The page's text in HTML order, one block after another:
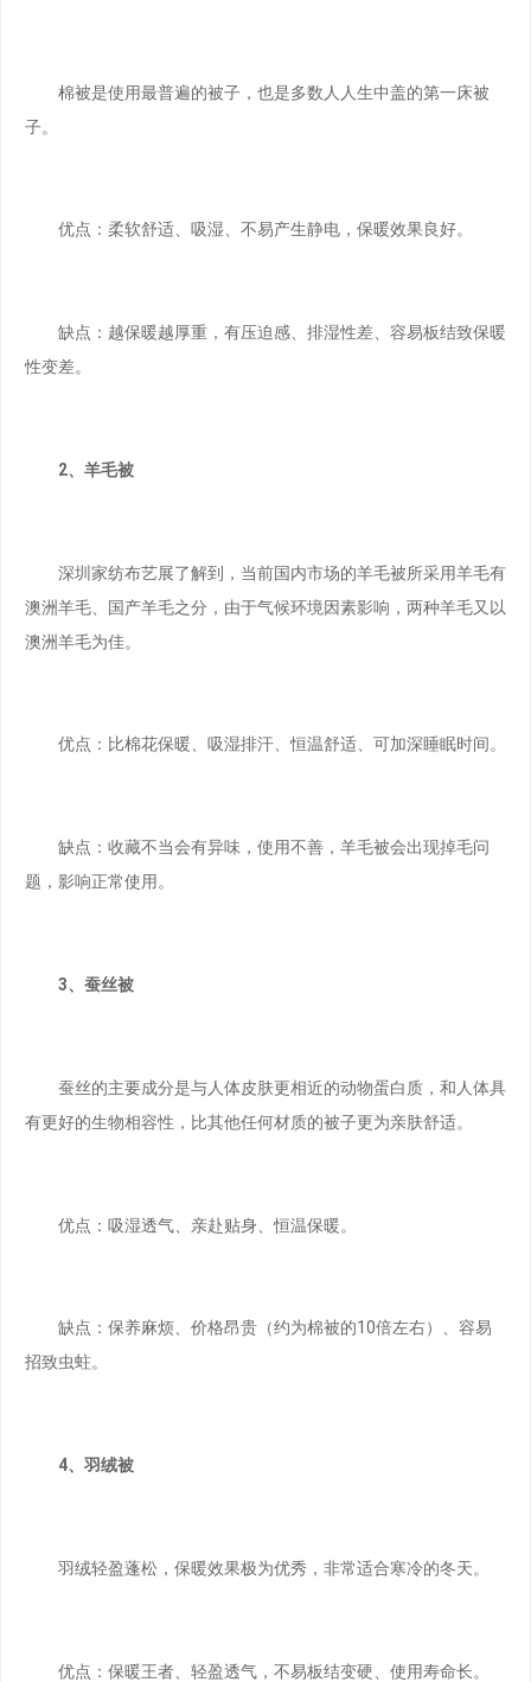
棉被是使用最普遍的被子，也是多数人人生中盖的第一床被
子。
优点：柔软舒适、吸湿、不易产生静电，保暖效果良好。
缺点：越保暖越厚重，有压迫感、排湿性差、容易板结致保暖
性变差。
2、羊毛被
深圳家纺布艺展了解到，当前国内市场的羊毛被所采用羊毛有
澳洲羊毛、国产羊毛之分，由于气候环境因素影响，两种羊毛又以
澳洲羊毛为佳。
优点：比棉花保暖、吸湿排汗、恒温舒适、可加深睡眠时间。
缺点：收藏不当会有异味，使用不善，羊毛被会出现掉毛问
题，影响正常使用。
3、蚕丝被
蚕丝的主要成分是与人体皮肤更相近的动物蛋白质，和人体具
有更好的生物相容性，比其他任何材质的被子更为亲肤舒适。
优点：吸湿透气、亲赴贴身、恒温保暖。
缺点：保养麻烦、价格昂贵（约为棉被的10倍左右）、容易
招致虫蛀。
4、羽绒被
羽绒轻盈蓬松，保暖效果极为优秀，非常适合寒冷的冬天。
优点：保暖王者、轻盈透气，不易板结变硬、使用寿命长。